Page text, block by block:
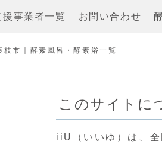
援事業者一覧 お問い合わせ
枝市｜酵素風呂・酵素浴一覧
このサイトに
iiU（いいゆ）は、全